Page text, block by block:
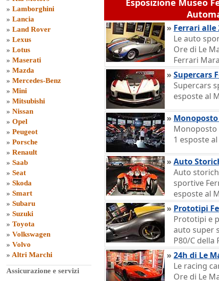
» Lamborghini
» Lancia
» Land Rover
» Lexus
» Lotus
» Maserati
» Mazda
» Mercedes-Benz
» Mini
» Mitsubishi
» Nissan
» Opel
» Peugeot
» Porsche
» Renault
» Saab
» Seat
» Skoda
» Smart
» Subaru
» Suzuki
» Toyota
» Volkswagen
» Volvo
» Altri Marchi
Assicurazione e servizi
Esposizione Museo
» Ferrari alle
Le auto
Ore di Le
Ferrari
» Supercars
Supercars
esposte al
»
Monoposto
1 esposte
» Auto
Auto
sportive
esposte al
» Prototipi
Prototipi e
auto super
P80/C
» 24h di Le
Le racing
Ore di Le